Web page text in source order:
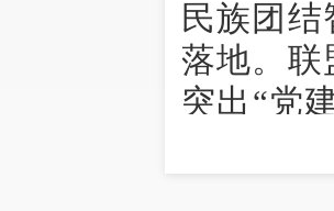
民族团
落地。联
突出“党